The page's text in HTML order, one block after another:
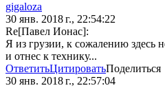
gigaloza
30 янв. 2018 г., 22:54:22
Re[Павел Ионас]:
Я из грузии, к сожалению здесь
и отнес к технику...
ОтветитьЦитироватьПоделиться
30 янв. 2018 г., 22:57:04